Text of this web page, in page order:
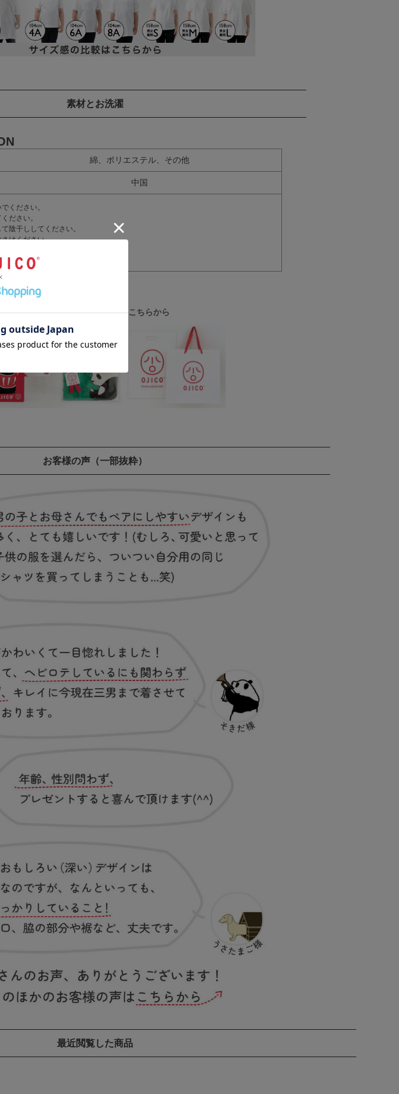
素材とお洗濯
綿、ポリエステル、その他
中国
ください。
ださい。
陰干ししてください。
けください。
に洗わないでください。
ギフトラッピングのご注文はこちらから
お客様の声 （一部抜粋）
最近閲覧した商品